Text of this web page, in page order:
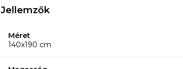
szerkezetű szilikonszálakból álló réteggel van
mosható.
Jellemzők
Méret
140x190 cm